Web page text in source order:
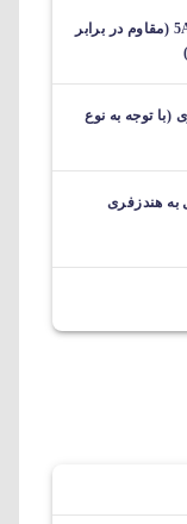
دارای استاندارد 5ATM (مقاوم در برابر
(با توجه به نوع
به هندزفری